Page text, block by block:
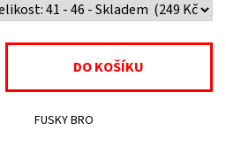
FUSKY BRO